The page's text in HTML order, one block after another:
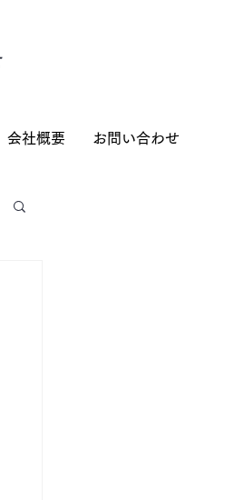
会社概要 お問い合わせ